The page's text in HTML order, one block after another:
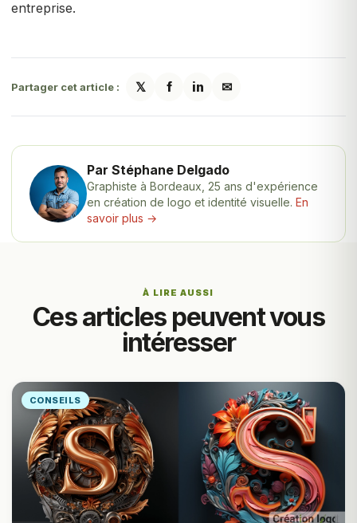
entreprise.
Partager cet article : 𝕏 f in ✉
Par Stéphane Delgado
Graphiste à Bordeaux, 25 ans d'expérience
en création de logo et identité visuelle. En
savoir plus →
À LIRE AUSSI
Ces articles peuvent vous
intéresser
CONSEILS